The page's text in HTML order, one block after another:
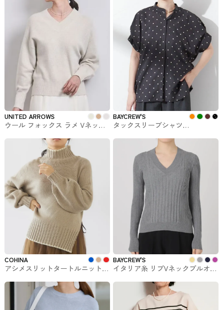
UNITED ARROWS
ウール フォックス ラメ Vネック
BAYCREW'S
タックスリーブシャツ
ス
COHINA
アシメスリットタートルニット
BAYCREW'S
イタリア糸 リブVネックプルオー
iena